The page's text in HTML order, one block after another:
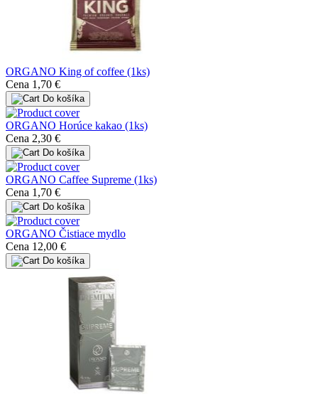
ORGANO King of coffee (1ks)
Cena 1,70 €
Do košíka
ORGANO Horúce kakao (1ks)
Cena 2,30 €
Do košíka
ORGANO Caffee Supreme (1ks)
Cena 1,70 €
Do košíka
ORGANO Čistiace mydlo
Cena 12,00 €
Do košíka